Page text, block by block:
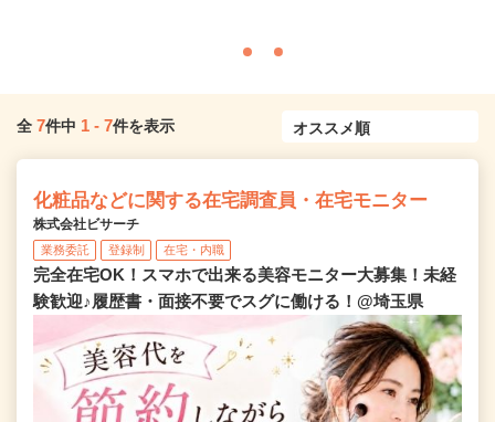
全 7件中 1 - 7件を表示
化粧品などに関する在宅調査員・在宅モニター
株式会社ビサーチ
業務委託 登録制 在宅・内職
完全在宅OK！スマホで出来る美容モニター大募集！未経
験歓迎♪履歴書・面接不要でスグに働ける！@埼玉県